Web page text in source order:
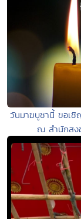
วันมาฆบูชานี้ ขอเชิ
ณ สำนักสง